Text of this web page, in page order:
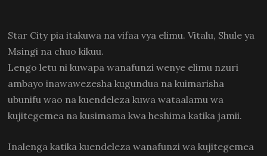
Star City pia itakuwa na vifaa vya elimu. Vitalu, Shule ya
Msingi na chuo kikuu.
Lengo letu ni kuwapa wanafunzi wenye elimu nzuri
ambayo inawawezesha kugundua na kuimarisha
ubunifu wao na kuendeleza kuwa wataalamu wa
kujitegemea na kusimama kwa heshima katika jamii.
Inalenga katika kuendeleza wanafunzi wa kujitegemea